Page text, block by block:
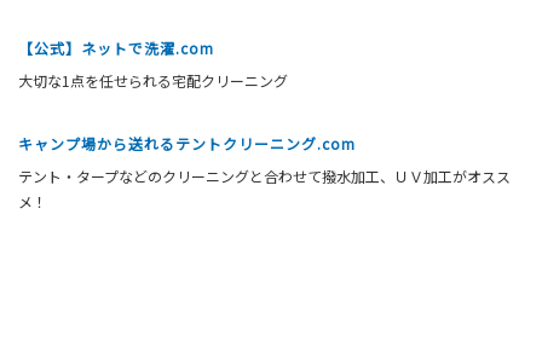
【公式】ネットで洗濯.com
大切な1点を任せられる宅配クリーニング
キャンプ場から送れるテントクリーニング.com
テント・タープなどのクリーニングと合わせて撥水加工、ＵＶ加工がオスス
メ！